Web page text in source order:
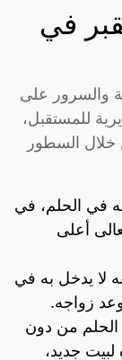
في
والسرور على
للمستقبل،
خلال السطور
به في الحلم، في
أعلى
لا يدخل به في
زواجه.
الحلم من دون
جديد،